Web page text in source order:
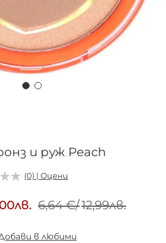
и руж Peach
(0) | Оцени
6,64 €/12,99лв.
в любими